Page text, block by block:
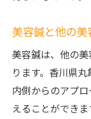
美容鍼と他の
美容鍼は、他の
ります。香川県
内側からのアプ
えることができ